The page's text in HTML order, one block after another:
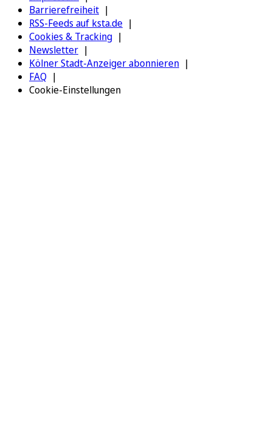
Barrierefreiheit
RSS-Feeds auf ksta.de
Cookies & Tracking
Newsletter
Kölner Stadt-Anzeiger abonnieren
FAQ
Cookie-Einstellungen